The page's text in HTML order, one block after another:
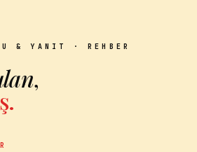
& YANIT · REHBER
,